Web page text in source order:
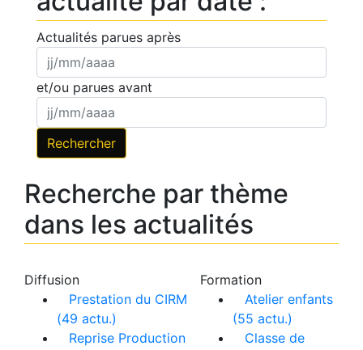
Actualités parues après
et/ou parues avant
Recherche par thème
dans les actualités
Diffusion
Prestation du CIRM
(49 actu.)
Reprise Production
Formation
Atelier enfants
(55 actu.)
Classe de